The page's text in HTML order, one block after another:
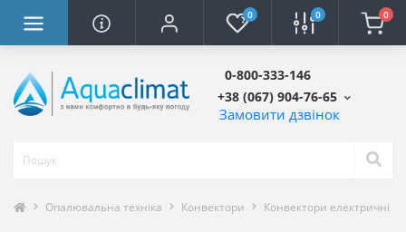
0 0 0
0-800-333-146
+38 (067) 904-76-65
Замовити дзвінок
Опалювальна техніка Конвектори Конвектори електричні